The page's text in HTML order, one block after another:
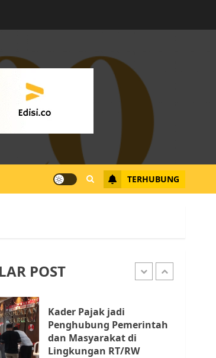
TERHUBUNG
POST
Warga Rempang Ajukan
Kota Batam, Soroti
Aktivitas yang Resahkan
0
Batam Berhenti
Merampas Tanah Warga
Rempang
JULI 15, 2026
AGUSTUS 1, 2026
Kader Pajak jadi
Penghubung Pemerintah
dan Masyarakat di
Lingkungan RT/RW